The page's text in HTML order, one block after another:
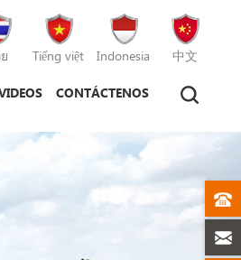
Tiếng việt Indonesia 中文
CONTÁCTENOS